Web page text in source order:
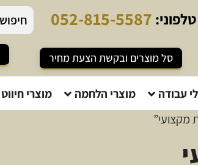
טלפוני: 052-815-5587
סל מוצרים ובקשת הצעת מחיר
עבודה מוצרי הלחמה מוצרי חיווט
מקצועי”